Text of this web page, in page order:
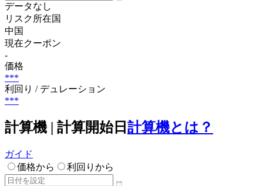
データなし
リスク所在国
中国
現在クーポン
-
価格
***
利回り / デュレーション
***
計算機 | 計算開始日 計算機とは？
ガイド
価格から
利回りから